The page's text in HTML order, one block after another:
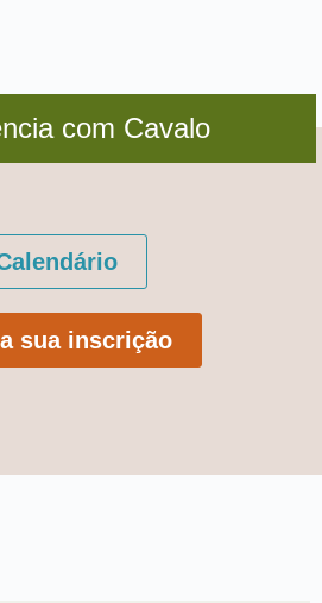
com Cavalo
sua inscrição